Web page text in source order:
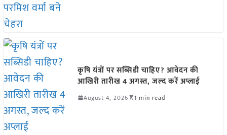
कृषि यंत्रों पर सब्सिडी चाहिए? आवेदन की
आखिरी तारीख 4 अगस्त, जल्द करें अप्लाई
August 4, 2026 1 min read